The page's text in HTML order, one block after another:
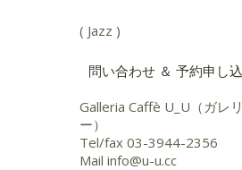
( Jazz )
問い合わせ ＆ 予約申し
Galleria Caffè U_U（ガレ
ー）
Tel/fax 03-3944-2356
Mail info@u-u.cc